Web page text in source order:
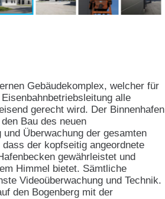
Gebäudekomplex, welcher für
alle
gerecht wird. Der Binnenhafen
Bau des neuen
Überwachung der gesamten
der kopfseitig angeordnete
gewährleistet und
Himmel bietet. Sämtliche
Videoüber­wachung und Technik.
den Bogenberg mit der